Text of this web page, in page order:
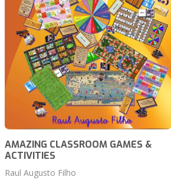
AMAZING CLASSROOM GAMES &
ACTIVITIES
Raul Augusto Filho